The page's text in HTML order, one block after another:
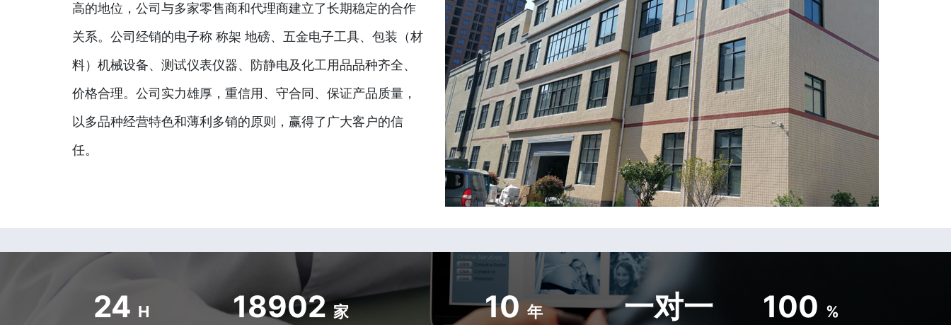
高的地位，公司与多家零售商和代理商建立了长期稳定的合作
关系。公司经销的电子称 称架 地磅、五金电子工具、包装（材
料）机械设备、测试仪表仪器、防静电及化工用品品种齐全、
价格合理。公司实力雄厚，重信用、守合同、保证产品质量，
以多品种经营特色和薄利多销的原则，赢得了广大客户的信
任。
24 H
18902 家
10 年
一对一 100 %